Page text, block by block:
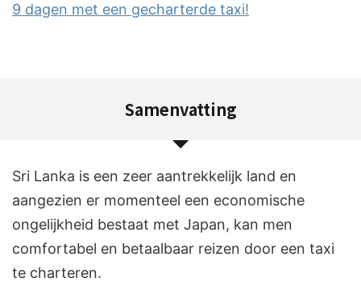
9 dagen met een gecharterde taxi!
Samenvatting
Sri Lanka is een zeer aantrekkelijk land en
aangezien er momenteel een economische
ongelijkheid bestaat met Japan, kan men
comfortabel en betaalbaar reizen door een taxi
te charteren.